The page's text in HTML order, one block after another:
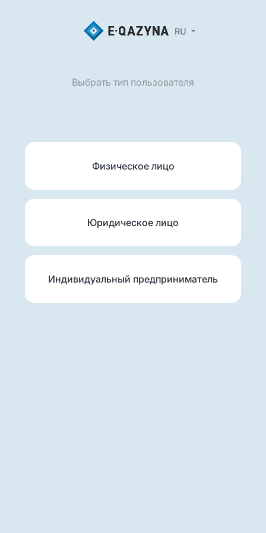
RU
Выбрать тип пользователя
Физическое лицо
Юридическое лицо
Индивидуальный предприниматель